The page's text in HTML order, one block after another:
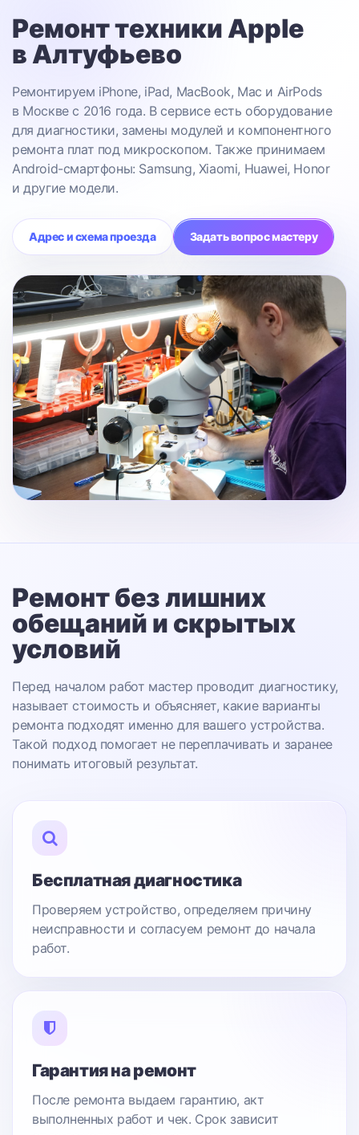
Ремонт техники Apple
в Алтуфьево
Ремонтируем iPhone, iPad, MacBook, Mac и AirPods
в Москве с 2016 года. В сервисе есть оборудование
для диагностики, замены модулей и компонентного
ремонта плат под микроскопом. Также принимаем
Android-смартфоны: Samsung, Xiaomi, Huawei, Honor
и другие модели.
Адрес и схема проезда Задать вопрос мастеру
Ремонт без лишних
обещаний и скрытых
условий
Перед началом работ мастер проводит диагностику,
называет стоимость и объясняет, какие варианты
ремонта подходят именно для вашего устройства.
Такой подход помогает не переплачивать и заранее
понимать итоговый результат.
Бесплатная диагностика
Проверяем устройство, определяем причину
неисправности и согласуем ремонт до начала
работ.
Гарантия на ремонт
После ремонта выдаем гарантию, акт
выполненных работ и чек. Срок зависит